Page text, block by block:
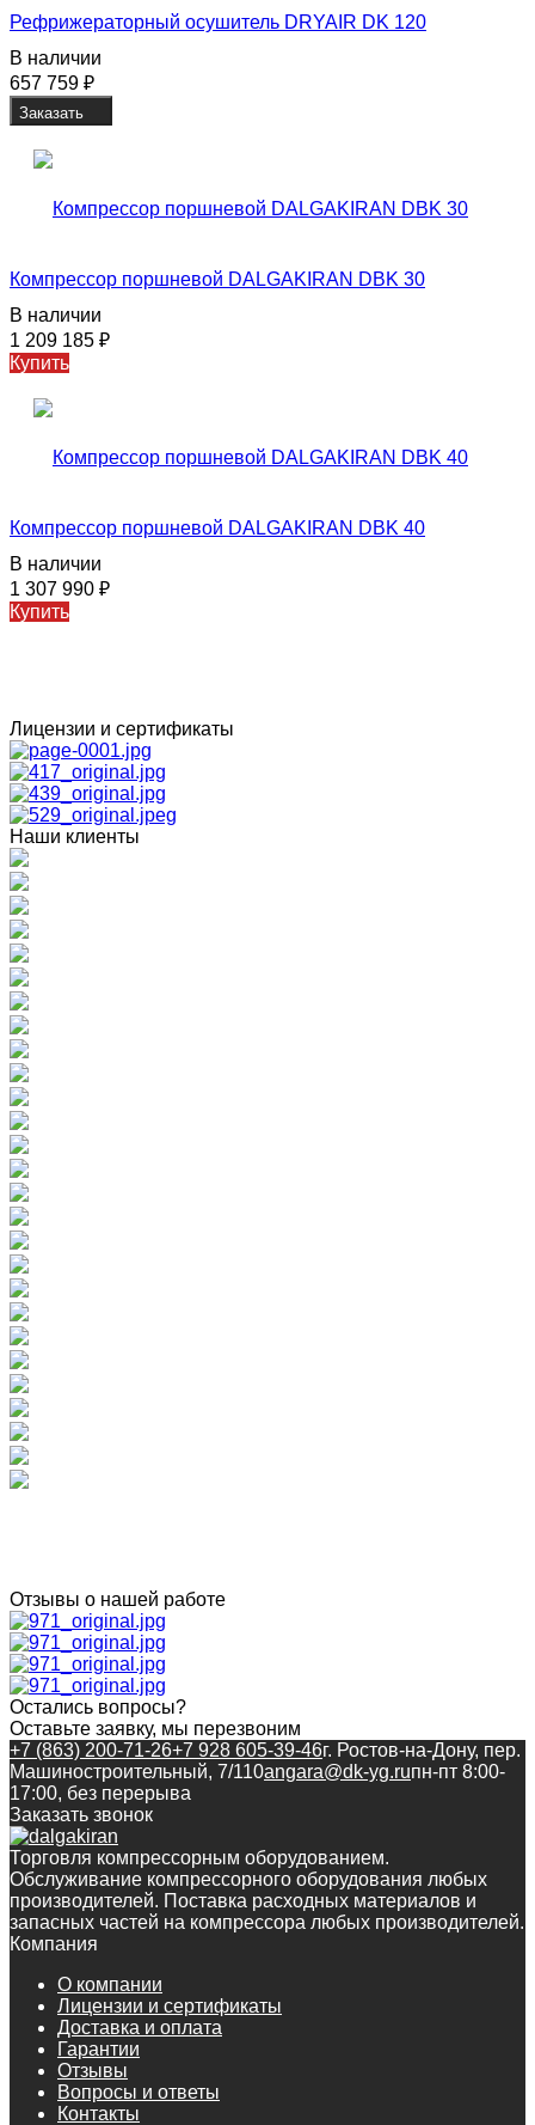
Рефрижераторный осушитель DRYAIR DK 120
В наличии
657 759 ₽
Заказать
Компрессор поршневой DALGAKIRAN DBK 30
В наличии
1 209 185 ₽
Купить
Компрессор поршневой DALGAKIRAN DBK 40
В наличии
1 307 990 ₽
Купить
Лицензии и сертификаты
Наши клиенты
Отзывы о нашей работе
Остались вопросы?
Оставьте заявку, мы перезвоним
+7 (863) 200-71-26+7 928 605-39-46г. Ростов-на-Дону, пер.
Машиностроительный, 7/110angara@dk-yg.ruпн-пт 8:00-
17:00, без перерыва
Заказать звонок
Торговля компрессорным оборудованием.
Обслуживание компрессорного оборудования любых
производителей. Поставка расходных материалов и
запасных частей на компрессора любых производителей.
Компания
О компании
Лицензии и сертификаты
Доставка и оплата
Гарантии
Отзывы
Вопросы и ответы
Контакты